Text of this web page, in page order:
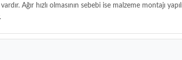
Ağır hızlı olmasının sebebi ise malzeme montajı